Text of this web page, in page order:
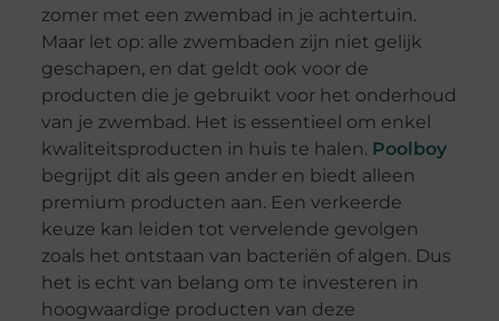
zomer met een zwembad in je achtertuin.
Maar let op: alle zwembaden zijn niet gelijk
geschapen, en dat geldt ook voor de
producten die je gebruikt voor het onderhoud
van je zwembad. Het is essentieel om enkel
kwaliteitsproducten in huis te halen. Poolboy
begrijpt dit als geen ander en biedt alleen
premium producten aan. Een verkeerde
keuze kan leiden tot vervelende gevolgen
zoals het ontstaan van bacteriën of algen. Dus
het is echt van belang om te investeren in
hoogwaardige producten van deze